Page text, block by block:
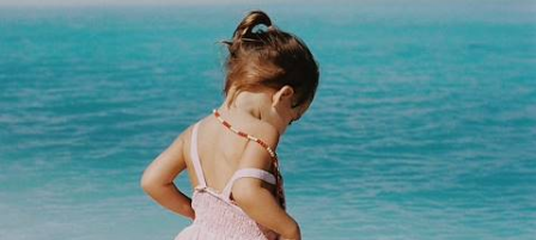
15 jours, de 8400 à 9600 $ CA
1
Le GuideHonolulu